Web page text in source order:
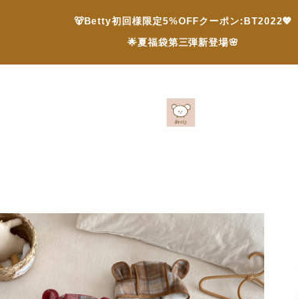
🐻Betty初回様限定5%OFFクーポン:BT2022💖
🌟夏福袋第三弾新登場🌸